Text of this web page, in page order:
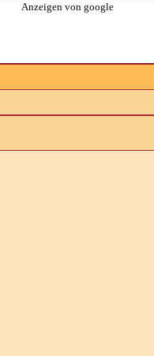
Anzeigen von google